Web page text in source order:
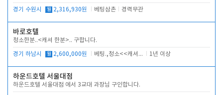
경기 수원시 월 2,316,930원 베팅삼촌 경력무관
바로호텔
청소한분..<캐셔 한분>.. 구합니다.
경기 하남시 월 2,600,000원 베팅.,청소<<캐셔 모셔봅니다. 1년 이상
하운드호텔 서울대점
하운드호텔 서울대점 에서 3교대 과장님 구인합니다.